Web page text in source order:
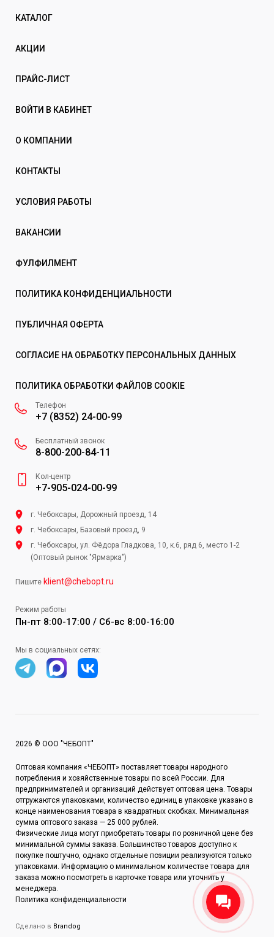
КАТАЛОГ
АКЦИИ
ПРАЙС-ЛИСТ
ВОЙТИ В КАБИНЕТ
О КОМПАНИИ
КОНТАКТЫ
УСЛОВИЯ РАБОТЫ
ВАКАНСИИ
ФУЛФИЛМЕНТ
ПОЛИТИКА КОНФИДЕНЦИАЛЬНОСТИ
ПУБЛИЧНАЯ ОФЕРТА
СОГЛАСИЕ НА ОБРАБОТКУ ПЕРСОНАЛЬНЫХ ДАННЫХ
ПОЛИТИКА ОБРАБОТКИ ФАЙЛОВ COOKIE
Телефон
+7 (8352) 24-00-99
Бесплатный звонок
8-800-200-84-11
Кол-центр
+7-905-024-00-99
г. Чебоксары, Дорожный проезд, 14
г. Чебоксары, Базовый проезд, 9
г. Чебоксары, ул. Фёдора Гладкова, 10, к.6, ряд 6, место 1-2
(Оптовый рынок "Ярмарка")
Пишите klient@chebopt.ru
Режим работы
Пн-пт 8:00-17:00 / Сб-вс 8:00-16:00
Мы в социальных сетях:
2026 © ООО "ЧЕБОПТ"
Оптовая компания «ЧЕБОПТ» поставляет товары народного
потребления и хозяйственные товары по всей России. Для
предпринимателей и организаций действует оптовая цена. Товары
отгружаются упаковками, количество единиц в упаковке указано в
конце наименования товара в квадратных скобках. Минимальная
сумма оптового заказа — 25 000 рублей.
Физические лица могут приобретать товары по розничной цене без
минимальной суммы заказа. Большинство товаров доступно к
покупке поштучно, однако отдельные позиции реализуются только
упаковками. Информацию о минимальном количестве товара для
заказа можно посмотреть в карточке товара или уточнить у
менеджера.
Политика конфиденциальности
Сделано в Brandog